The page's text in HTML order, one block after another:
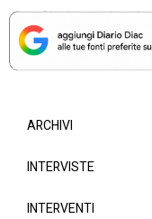
ARCHIVI
INTERVISTE
INTERVENTI